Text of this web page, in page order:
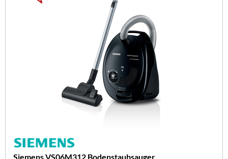
Siemens VS06M312 Bodenstaubsauger